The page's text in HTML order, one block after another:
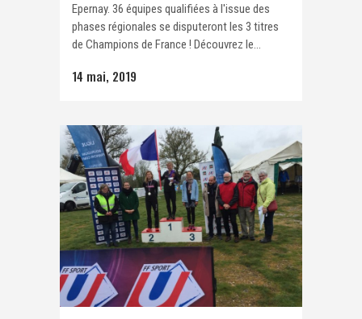
Epernay. 36 équipes qualifiées à l'issue des
phases régionales se disputeront les 3 titres
de Champions de France ! Découvrez le...
14 mai, 2019